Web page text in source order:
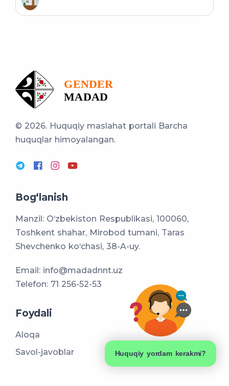
© 2026. Huquqiy maslahat portali Barcha
huquqlar himoyalangan.
Bog‘lanish
Manzil: O‘zbekiston Respublikasi, 100060,
Toshkent shahar, Mirobod tumani, Taras
Shevchenko ko‘chasi, 38-A-uy.
Email: info@madadnnt.uz
Telefon: 71 256-52-53
Foydali
Aloqa
Savol-javoblar
Huquqiy yordam kerakmi?